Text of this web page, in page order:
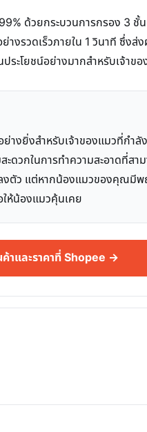
ด้วยกระบวนการกรอง 3
งรวดเร็วภายใน 1 วินาที ซึ่งส่
ะโยชน์อย่างมากสำหรับเจ้าข
ย่างยิ่งสำหรับเจ้าของแมวที่ก
ดวกในการทำความสะอาดที่
ตัว แต่หากน้องแมวของคุณมี
ห้น้องแมวคุ้นเคย
าและราคาที่ Shopee →